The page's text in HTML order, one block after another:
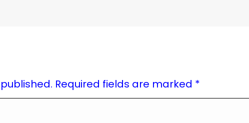
Required fields are marked *